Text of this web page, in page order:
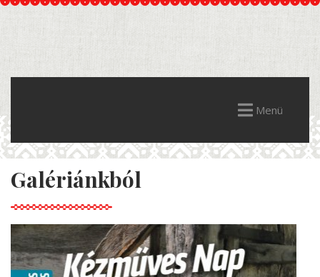
Menü
Galériánkból